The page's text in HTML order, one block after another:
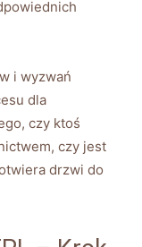
i wyzwań
dla
czy ktoś
czy jest
drzwi do